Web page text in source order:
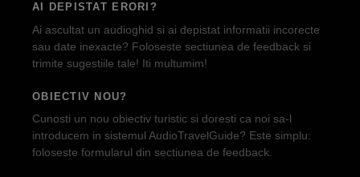
AI DEPISTAT ERORI?
Ai ascultat un audioghid si ai depistat informatii incorecte
sau date inexacte? Foloseste sectiunea de feedback si
trimite sugestiile tale! Iti multumim!
OBIECTIV NOU?
Cunosti un nou obiectiv turistic si doresti ca noi sa-l
introducem in sistemul AudioTravelGuide? Este simplu:
foloseste formularul din sectiunea de feedback.